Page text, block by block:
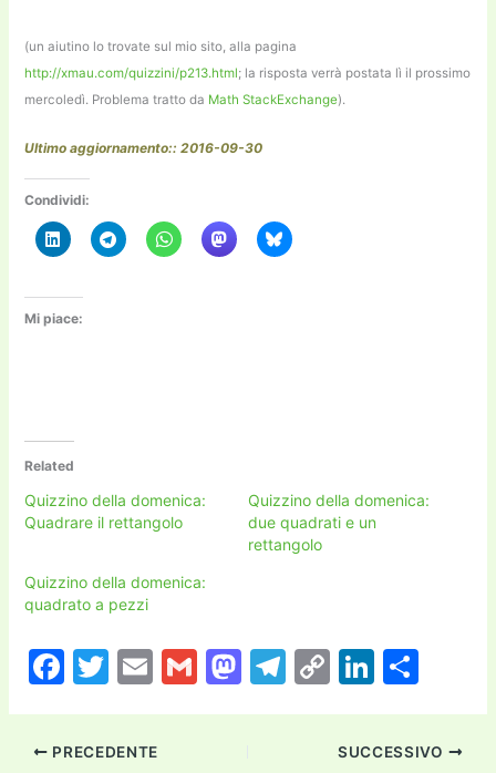
(un aiutino lo trovate sul mio sito, alla pagina
http://xmau.com/quizzini/p213.html; la risposta verrà postata lì il prossimo
mercoledì. Problema tratto da Math StackExchange).
Ultimo aggiornamento:: 2016-09-30
Condividi:
Mi piace:
Related
Quizzino della domenica:
Quadrare il rettangolo
Quizzino della domenica:
due quadrati e un
rettangolo
Quizzino della domenica:
quadrato a pezzi
F
c
T
itt
E
ai
G
M T
C
p
Li
k
n
PRECEDENTE SUCCESSIVO